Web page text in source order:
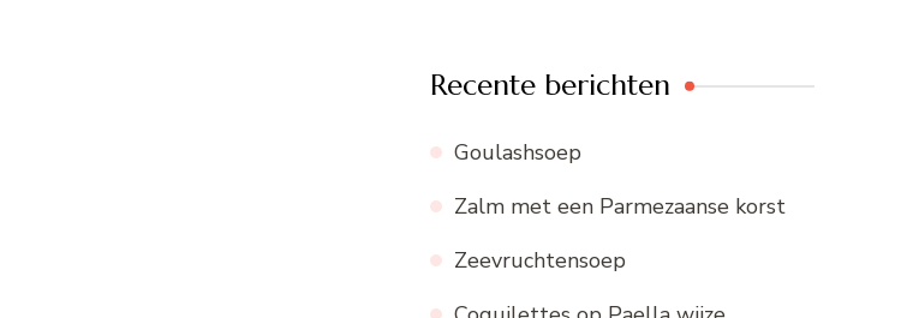
Recente berichten
Goulashsoep
Zalm met een Parmezaanse korst
Zeevruchtensoep